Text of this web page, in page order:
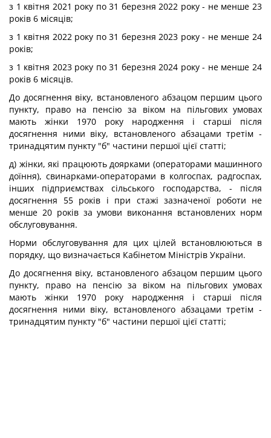
з 1 квітня 2021 року по 31 березня 2022 року - не менше 23
років 6 місяців;
з 1 квітня 2022 року по 31 березня 2023 року - не менше 24
років;
з 1 квітня 2023 року по 31 березня 2024 року - не менше 24
років 6 місяців.
До досягнення віку, встановленого абзацом першим цього
пункту, право на пенсію за віком на пільгових умовах
мають жінки 1970 року народження і старші після
досягнення ними віку, встановленого абзацами третім -
тринадцятим пункту "б" частини першої цієї статті;
д) жінки, які працюють доярками (операторами машинного
доїння), свинарками-операторами в колгоспах, радгоспах,
інших підприємствах сільського господарства, - після
досягнення 55 років і при стажі зазначеної роботи не
менше 20 років за умови виконання встановлених норм
обслуговування.
Норми обслуговування для цих цілей встановлюються в
порядку, що визначається Кабінетом Міністрів України.
До досягнення віку, встановленого абзацом першим цього
пункту, право на пенсію за віком на пільгових умовах
мають жінки 1970 року народження і старші після
досягнення ними віку, встановленого абзацами третім -
тринадцятим пункту "б" частини першої цієї статті;